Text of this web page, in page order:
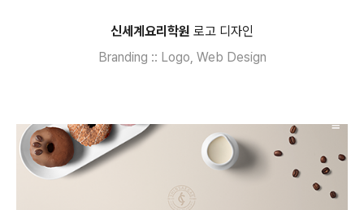
신세계요리학원 로고 디자인
Branding :: Logo, Web Design